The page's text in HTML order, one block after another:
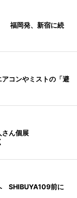
福岡発、新宿に続
コンやミストの「避
さん個展
SHIBUYA109前に